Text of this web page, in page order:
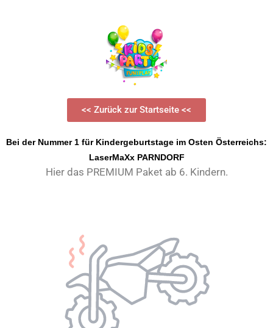
<< Zurück zur Startseite <<
Bei der Nummer 1 für Kindergeburtstage im Osten Österreichs:
LaserMaXx PARNDORF
Hier das PREMIUM Paket ab 6. Kindern.